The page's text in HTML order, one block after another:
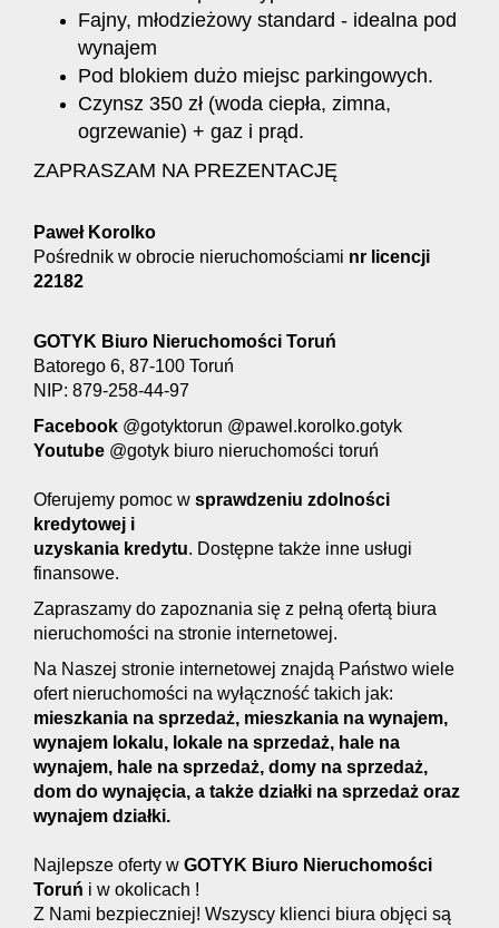
Fajny, młodzieżowy standard - idealna pod
wynajem
Pod blokiem dużo miejsc parkingowych.
Czynsz 350 zł (woda ciepła, zimna,
ogrzewanie) + gaz i prąd.
ZAPRASZAM NA PREZENTACJĘ
Paweł Korolko
Pośrednik w obrocie nieruchomościami nr licencji
22182
GOTYK Biuro Nieruchomości Toruń
Batorego 6, 87-100 Toruń
NIP: 879-258-44-97
Facebook @gotyktorun @pawel.korolko.gotyk
Youtube @gotyk biuro nieruchomości toruń
Oferujemy pomoc w sprawdzeniu zdolności
kredytowej i
uzyskania kredytu. Dostępne także inne usługi
finansowe.
Zapraszamy do zapoznania się z pełną ofertą biura
nieruchomości na stronie internetowej.
Na Naszej stronie internetowej znajdą Państwo wiele
ofert nieruchomości na wyłączność takich jak:
mieszkania na sprzedaż, mieszkania na wynajem,
wynajem lokalu, lokale na sprzedaż, hale na
wynajem, hale na sprzedaż, domy na sprzedaż,
dom do wynajęcia, a także działki na sprzedaż oraz
wynajem działki.
Najlepsze oferty w GOTYK Biuro Nieruchomości
Toruń i w okolicach !
Z Nami bezpieczniej! Wszyscy klienci biura objęci są